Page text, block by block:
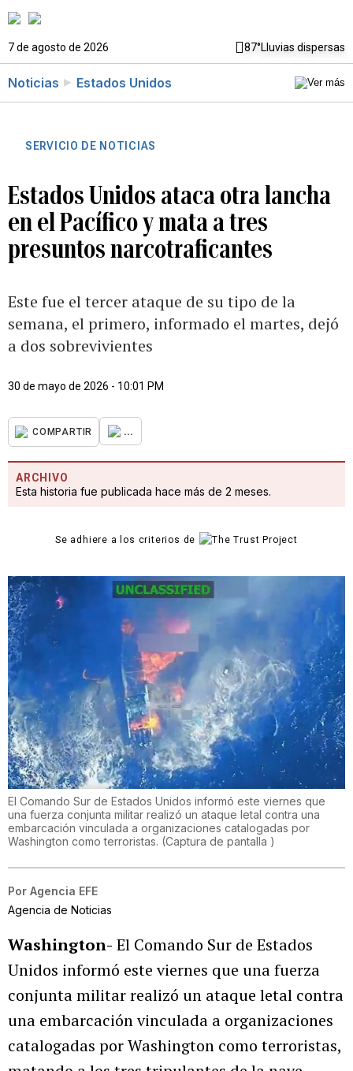
7 de agosto de 2026 87°Lluvias dispersas
Noticias Estados Unidos
SERVICIO DE NOTICIAS
Estados Unidos ataca otra lancha
en el Pacífico y mata a tres
presuntos narcotraficantes
Este fue el tercer ataque de su tipo de la
semana, el primero, informado el martes, dejó
a dos sobrevivientes
30 de mayo de 2026 - 10:01 PM
COMPARTIR ...
ARCHIVO
Esta historia fue publicada hace más de 2 meses.
Se adhiere a los criterios de
El Comando Sur de Estados Unidos informó este viernes que
una fuerza conjunta militar realizó un ataque letal contra una
embarcación vinculada a organizaciones catalogadas por
Washington como terroristas. (Captura de pantalla )
Por Agencia EFE
Agencia de Noticias
Washington- El Comando Sur de Estados
Unidos informó este viernes que una fuerza
conjunta militar realizó un ataque letal contra
una embarcación vinculada a organizaciones
catalogadas por Washington como terroristas,